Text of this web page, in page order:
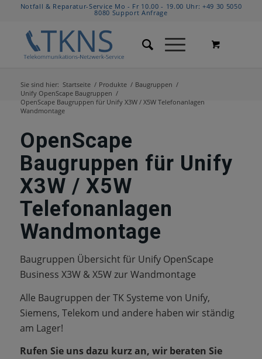
Notfall & Reparatur-Service Mo - Fr 10.00 - 19.00 Uhr:+49 30 5050
8080 Support Anfrage
Sie sind hier: Startseite / Produkte / Baugruppen /
Unify OpenScape Baugruppen /
OpenScape Baugruppen für Unify X3W / X5W Telefonanlagen
Wandmontage
OpenScape
Baugruppen für Unify
X3W / X5W
Telefonanlagen
Wandmontage
Baugruppen Übersicht für Unify OpenScape
Business X3W & X5W zur Wandmontage
Alle Baugruppen der TK Systeme von Unify,
Siemens, Telekom und andere haben wir ständig
am Lager!
Rufen Sie uns dazu kurz an, wir beraten Sie